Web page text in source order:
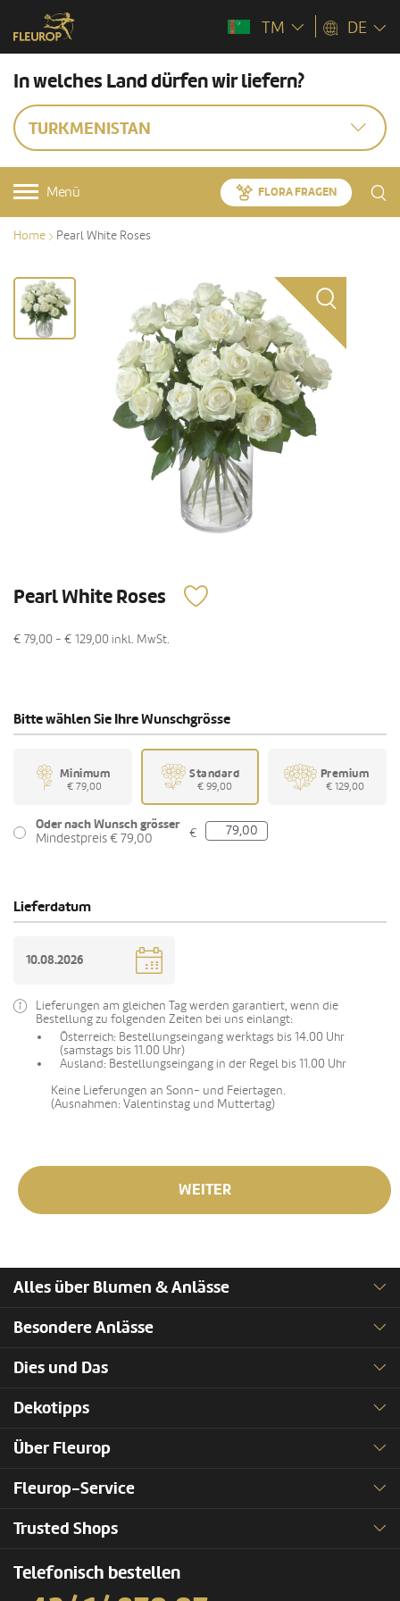
TM DE
In welches Land dürfen wir liefern?
TURKMENISTAN
Menü FLORA FRAGEN
Home Pearl White Roses
Pearl White Roses
€ 79,00 - € 129,00 inkl. MwSt.
Bitte wählen Sie Ihre Wunschgrösse
Minimum
€ 79,00
Standard
€ 99,00
Premium
€ 129,00
Oder nach Wunsch grösser
Mindestpreis € 79,00
€
Lieferdatum
Lieferungen am gleichen Tag werden garantiert, wenn die
Bestellung zu folgenden Zeiten bei uns einlangt:
Österreich: Bestellungseingang werktags bis 14.00 Uhr
(samstags bis 11.00 Uhr)
Ausland: Bestellungseingang in der Regel bis 11.00 Uhr
Keine Lieferungen an Sonn- und Feiertagen.
(Ausnahmen: Valentinstag und Muttertag)
WEITER
Alles über Blumen & Anlässe
Besondere Anlässe
Dies und Das
Dekotipps
Über Fleurop
Fleurop-Service
Trusted Shops
Telefonisch bestellen